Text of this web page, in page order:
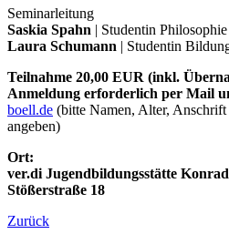
Seminarleitung
Saskia Spahn | Studentin Philosophie
Laura Schumann | Studentin
Teilnahme 20,00 EUR (inkl.
Anmeldung erforderlich per Mail
boell.de (bitte Namen, Alter,
angeben)
Ort:
ver.di Jugendbildungsstätte
Stößerstraße 18
Zurück